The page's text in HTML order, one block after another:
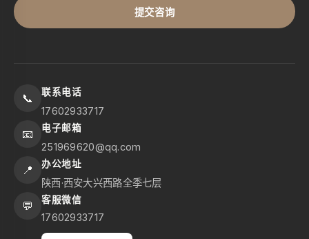
提交咨询
📞 联系电话
17602933717
📧 电子邮箱
251969620@qq.com
📍 办公地址
陕西·西安大兴西路全季七层
💬 客服微信
17602933717